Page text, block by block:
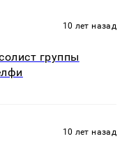
10 лет назад
группы
10 лет назад